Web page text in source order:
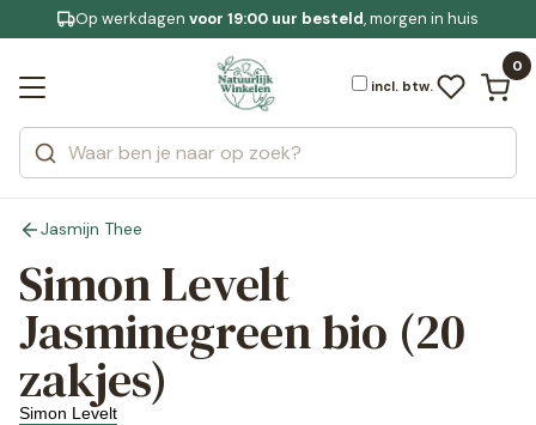
Gratis bezorging
Jouw bewuste leefstijl
Op werkdagenvoor 19:00 uur besteld, morgen in huis
incl. btw.
0
Zoeken
Categorieën
Merken
Bekijk alle resultaten
Jasmijn Thee
Simon Levelt
Jasminegreen bio (20
zakjes)
Simon Levelt